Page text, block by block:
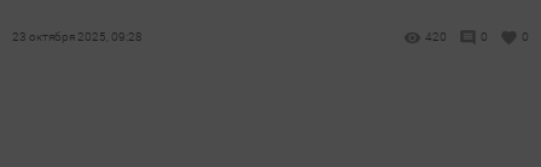
23 октября 2025, 09:28 420 0 0